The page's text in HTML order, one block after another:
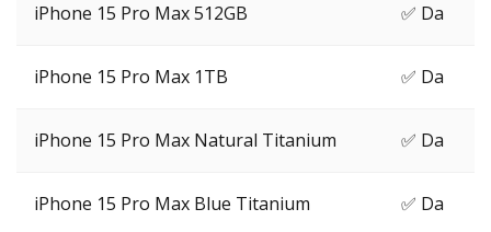
iPhone 15 Pro Max 512GB ✅ Da
iPhone 15 Pro Max 1TB ✅ Da
iPhone 15 Pro Max Natural Titanium ✅ Da
iPhone 15 Pro Max Blue Titanium ✅ Da